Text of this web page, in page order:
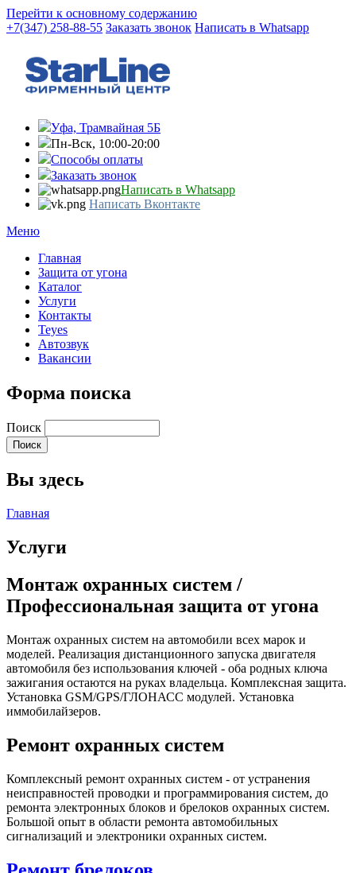
Перейти к основному содержанию
+7(347) 258-88-55 Заказать звонок Написать в Whatsapp
Уфа, Трамвайная 5Б
Пн-Вск, 10:00-20:00
Способы оплаты
Заказать звонок
Написать в Whatsapp
Написать Вконтакте
Меню
Главная
Защита от угона
Каталог
Услуги
Контакты
Teyes
Автозвук
Вакансии
Форма поиска
Поиск
Вы здесь
Главная
Услуги
Монтаж охранных систем /
Профессиональная защита от угона
Монтаж охранных систем на автомобили всех марок и
моделей. Реализация дистанционного запуска двигателя
автомобиля без использования ключей - оба родных ключа
зажигания остаются на руках владельца. Комплексная защита.
Установка GSM/GPS/ГЛОНАСС модулей. Установка
иммобилайзеров.
Ремонт охранных систем
Комплексный ремонт охранных систем - от устранения
неисправностей проводки и программирования систем, до
ремонта электронных блоков и брелоков охранных систем.
Большой опыт в области ремонта автомобильных
сигнализаций и электроники охранных систем.